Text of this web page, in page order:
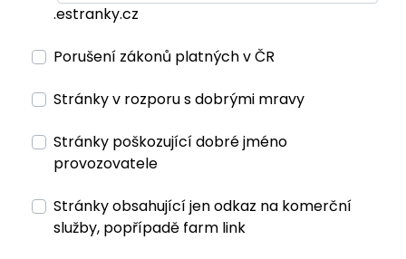
.estranky.cz
Porušení zákonů platných v ČR
Stránky v rozporu s dobrými mravy
Stránky poškozující dobré jméno
provozovatele
Stránky obsahující jen odkaz na komerční
služby, popřípadě farm link